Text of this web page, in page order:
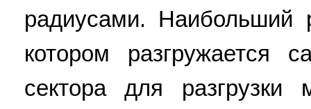
радиусами. Наибольший
котором разгружается
сектора для разгрузки